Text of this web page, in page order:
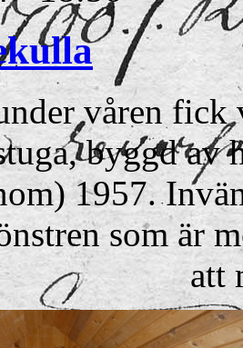
våren fick
byggd av
1957.
som är
att